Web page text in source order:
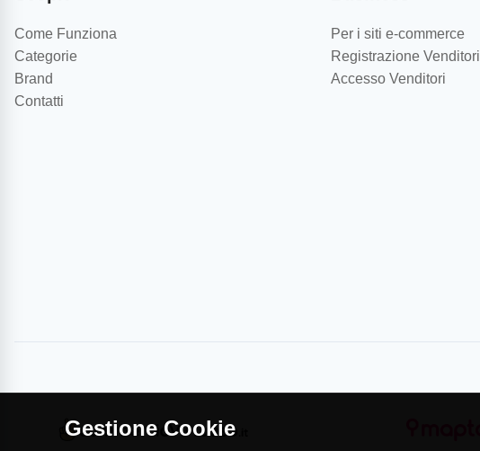
Come Funziona
Categorie
Brand
Contatti
Per i siti e-commerce
Registrazione Venditori
Accesso Venditori
Gestione Cookie